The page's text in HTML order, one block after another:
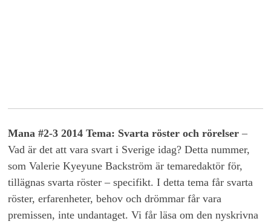
Mana #2-3 2014 Tema: Svarta röster och rörelser –
Vad är det att vara svart i Sverige idag? Detta nummer,
som Valerie Kyeyune Backström är temaredaktör för,
tillägnas svarta röster – specifikt. I detta tema får svarta
röster, erfarenheter, behov och drömmar får vara
premissen, inte undantaget. Vi får läsa om den nyskrivna